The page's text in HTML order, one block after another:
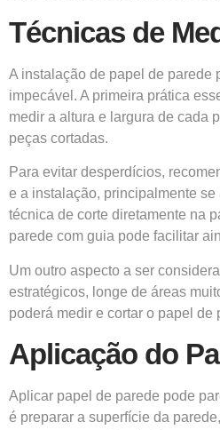
Técnicas de
A instalação de papel de parede
impecável. A primeira prática
medir a altura e largura de cada
peças cortadas.
Para evitar desperdícios,
e a instalação, principalmente
técnica de corte diretamente na
parede com guia pode facilitar
Um outro aspecto a ser
estratégicos, longe de áreas
poderá medir e cortar o papel
Aplicação do
Aplicar papel de parede pode
é preparar a superfície da